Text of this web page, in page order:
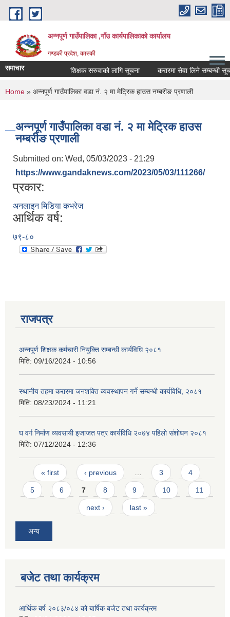
Skip to main content
अन्नपूर्ण गाउँपालिका ,गाँउ कार्यपालिकाको कार्यालय
गण्डकी प्रदेश, कास्की
समाचार शिक्षक सरुवाको लागि सूचना करारमा सेवा लिने सम्बन्धी सूचना
You are here
Home » अन्नपूर्ण गाउँपालिका वडा नं. २ मा मेट्रिक हाउस नम्बरीङ प्रणाली
अन्नपूर्ण गाउँपालिका वडा नं. २ मा मेट्रिक हाउस
नम्बरीङ प्रणाली
Submitted on: Wed, 05/03/2023 - 21:29
https://www.gandaknews.com/2023/05/03/111266/
प्रकार:
अनलाइन मिडिया कभरेज
आर्थिक वर्ष:
७९-८०
राजपत्र
अन्नपूर्ण शिक्षक कर्मचारी नियुक्ति सम्बन्धी कार्यविधि २०८१
मिति: 09/16/2024 - 10:56
स्थानीय तहमा करारमा जनशक्ति व्यवस्थापन गर्ने सम्बन्धी कार्यविधि, २०८१
मिति: 08/23/2024 - 11:21
घ वर्ग निर्माण व्यवसायी इजाजत पत्र कार्यविधि २०७४ पहिलो संशोधन २०८१
मिति: 07/12/2024 - 12:36
Pages
« first ‹ previous 3 4
5 6 7 8 9 10 11
next › last »
अन्य
बजेट तथा कार्यक्रम
आर्थिक बर्ष २०८३/०८४ को बार्षिक बजेट तथा कार्यक्रम